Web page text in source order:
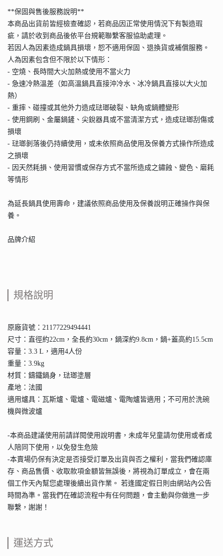
**保固與售後服務說明**
本商品出貨前皆經檢查確認，若商品因正常使用情況下有製造瑕
疵，請於收到商品後依平台規範聯繫客服協助處理。
若因人為因素造成鍋具損壞，恕不適用保固、退換貨或補償服務。
人為因素包含但不限於以下情形：
- 空燒、長時間大火加熱或使用不當火力
- 急速冷熱溫差（如高溫鍋具直接沖冷水、冰冷鍋具直接以大火加
熱）
- 重摔、碰撞或其他外力造成琺瑯破裂、缺角或鍋體變形
- 使用鋼刷、金屬鍋鏟、尖銳器具或不當清潔方式，造成琺瑯刮傷或
損壞
- 琺瑯剝落後仍持續使用，或未依照商品使用及保養方式操作所造成
之損壞
- 因天然耗損、使用習慣或保存方式不當所造成之鏽蝕、變色、磨耗
等情形
為延長鍋具使用壽命，建議依照商品使用及保養說明正確操作與保
養。
品牌介紹
規格說明
原廠貨號：21177229494441
尺寸：直徑約22cm，全長約30cm，鍋深約9.8cm，鍋+蓋高約15.5cm
容量：3.3 L，適用4人份
重量：3.9kg
材質：鑄鐵鍋身，琺瑯塗層
產地：法國
適用爐具：瓦斯爐、電爐、電磁爐、電陶爐皆適用；不可用於洗碗
機與微波爐
-本商品建議使用前請詳閱使用說明書，未成年兒童請勿使用或者成
人陪同下使用，以免發生危險
-本賣場仍保有決定是否接受訂單及出貨與否之權利，當我們確認庫
存、商品售價、收取款項金額皆無誤後，將視為訂單成立，會在兩
個工作天內幫您處理後續出貨作業。 若逢國定假日則由網站內公告
時間為準。當我們在確認流程中有任何問題，會主動與你做進一步
聯繫，謝謝！
運送方式